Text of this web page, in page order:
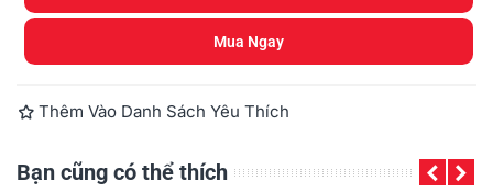
Mua Ngay
Thêm Vào Danh Sách Yêu Thích
Bạn cũng có thể thích